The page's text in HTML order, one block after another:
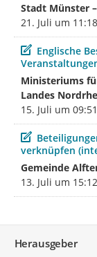
Stadt Münster
21. Juli um 11:18
Beitrag
Englische
Ministeriums
Landes
15. Juli um 09:51
Beitrag
verknüpfen
Gemeinde
13. Juli um 15:12
Herausgeber